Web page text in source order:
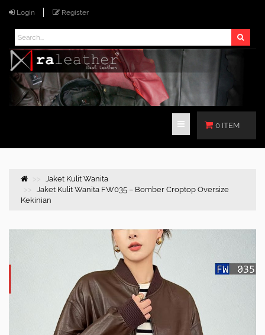
Login Register
0 ITEM
Jaket Kulit Wanita
Jaket Kulit Wanita FW035 – Bomber Croptop Oversize
Kekinian